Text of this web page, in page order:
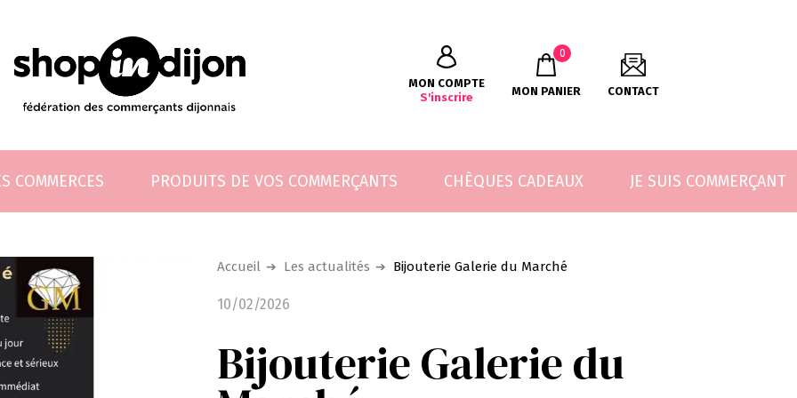
MON COMPTE
S'inscrire
0
MON PANIER CONTACT
COMMERCES PRODUITS DE VOS COMMERÇANTS CHÈQUES CADEAUX JE SUIS COMMERÇANT
Accueil Les actualités Bijouterie Galerie du Marché
10/02/2026
Bijouterie Galerie du